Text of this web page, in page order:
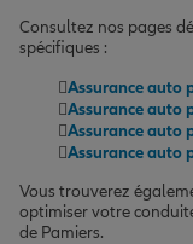
Consultez nos pages
spécifiques :
Assurance auto
Assurance auto
Assurance auto
Assurance auto
Vous trouverez
optimiser votre
de Pamiers.